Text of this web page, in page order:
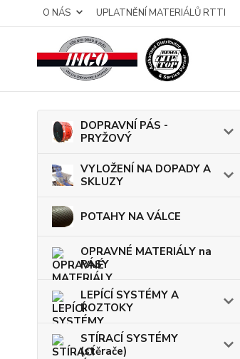
O NÁS UPLATNĚNÍ MATERIÁLŮ RTTI
DOPRAVNÍ PÁS -
PRYŽOVÝ
VYLOŽENÍ NA DOPADY A
SKLUZY
POTAHY NA VÁLCE
OPRAVNÉ MATERIÁLY na
PÁSY
LEPÍCÍ SYSTÉMY A
ROZTOKY
STÍRACÍ SYSTÉMY
(stěrače)